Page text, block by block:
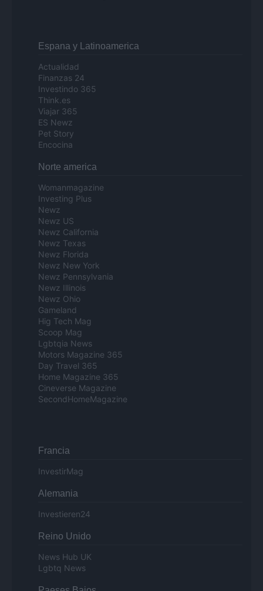
Espana y Latinoamerica
Actualidad
Finanzas 24
Investindo 365
Think.es
Viajar 365
ES Newz
Pet Story
Encocina
Norte america
Womanmagazine
Investing Plus
Newz
Newz US
Newz California
Newz Texas
Newz Florida
Newz New York
Newz Pennsylvania
Newz Illinois
Newz Ohio
Gameland
Hig Tech Mag
Scoop Mag
Lgbtqia News
Motors Magazine 365
Day Travel 365
Home Magazine 365
Cineverse Magazine
SecondHomeMagazine
Francia
InvestirMag
Alemania
Investieren24
Reino Unido
News Hub UK
Lgbtq News